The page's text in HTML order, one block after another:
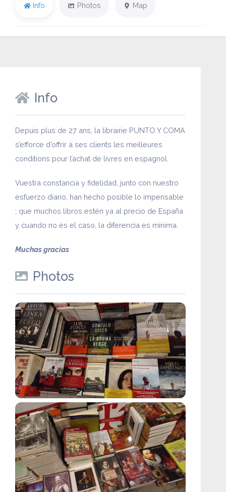
Info Photos Map
Info
Depuis plus de 27 ans, la librairie PUNTO Y COMA
s’efforce d’offrir à ses clients les meilleures
conditions pour l’achat de livres en espagnol.
Vuestra constancia y fidelidad, junto con nuestro
esfuerzo diario, han hecho posible lo impensable
; que muchos libros estén ya al precio de España
y cuando no es el caso, la diferencia es mínima.
Muchas gracias
Photos